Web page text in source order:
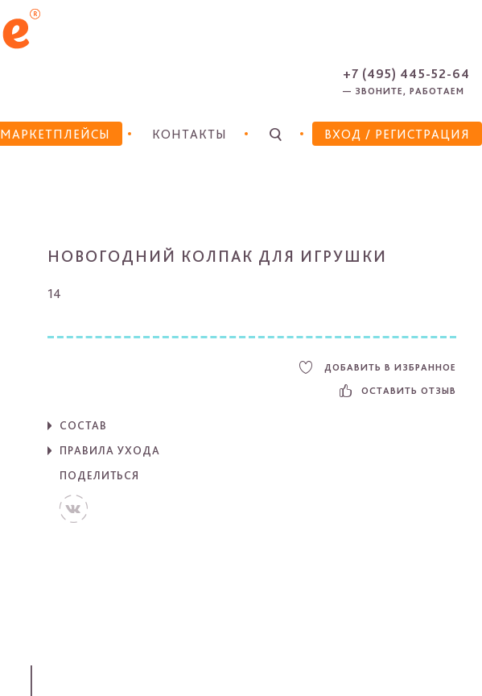
МАРКЕТПЛЕЙСЫ КОНТАКТЫ ВХОД / РЕГИСТРАЦИЯ
+7 (495) 445-52-64
— ЗВОНИТЕ, РАБОТАЕМ
НОВОГОДНИЙ КОЛПАК ДЛЯ ИГРУШКИ
14
ДОБАВИТЬ В ИЗБРАННОЕ
ОСТАВИТЬ ОТЗЫВ
СОСТАВ
ПРАВИЛА УХОДА
ПОДЕЛИТЬСЯ